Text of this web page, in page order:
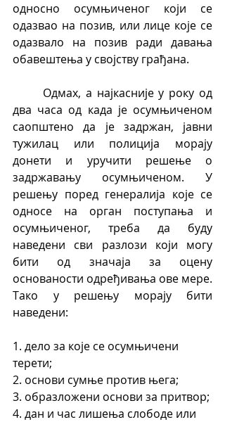
односно осумњиченог који се
одазвао на позив, или лице које се
одазвало на позив ради давања
обавештења у својству грађана.
два часа од када је осумњиченом
саопштено да је задржан, јавни
тужилац или полиција морају
донети и уручити решење о
задржавању осумњиченом. У
решењу поред генералија које се
односе на орган поступања и
осумњиченог, треба да буду
наведени сви разлози који могу
бити од значаја за оцену
основаности одређивања ове мере.
Тако у решењу морају бити
наведени:
1. дело за које се осумњичени
терети;
2. основи сумње против њега;
3. образложени основи за притвор;
4. дан и час лишења слободе или